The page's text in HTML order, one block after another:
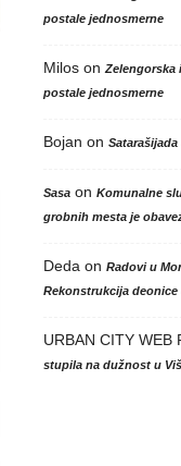
postale jednosmerne
Miloson Zelengorska
postale jednosmerne
Bojan on
Sasaon Komunalne
grobnih mesta je
Deda on Radovi u
Rekonstrukcija deonice
URBAN CITY WEB
stupila na dužnost u